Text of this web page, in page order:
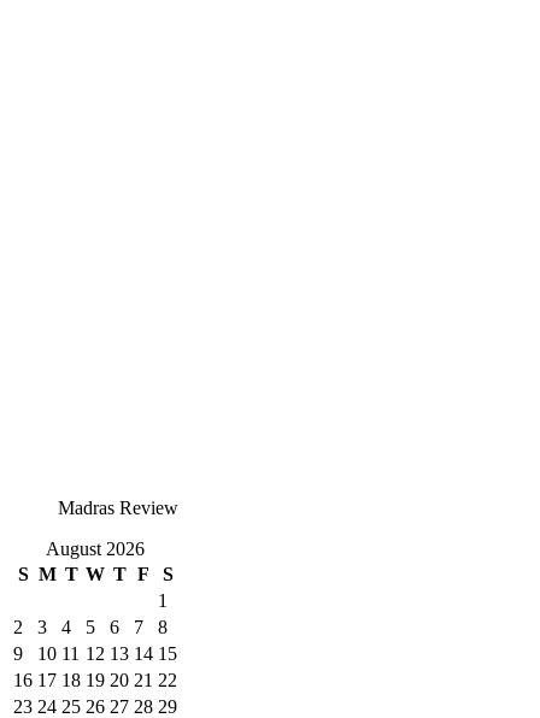
Madras Review
August 2026
S M T W T F
S
1
2
3 4 5 6 7
8
9
10 11 12 13 14 15
16 17 18 19 20 21 22
23 24 25 26 27 28 29